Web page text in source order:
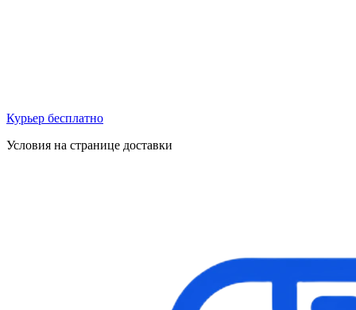
Курьер бесплатно
Условия на странице доставки